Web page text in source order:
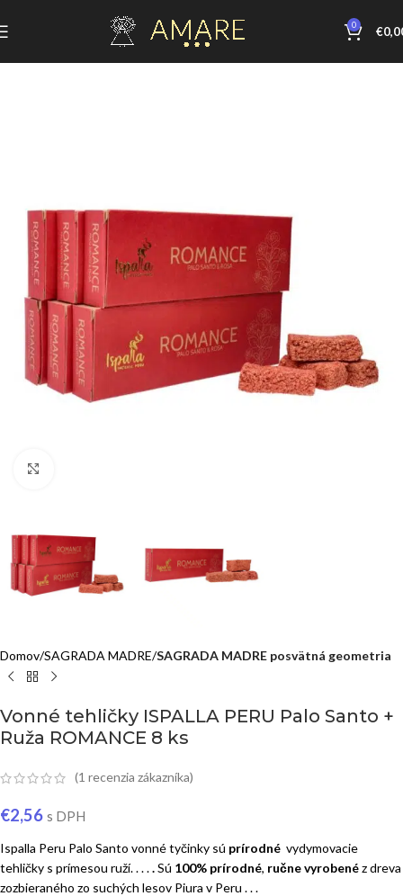
0 €
Domov SAGRADA MADRE SAGRADA MADRE posvätná geometria
Vonné tehličky ISPALLA PERU Palo Santo +
Ruža ROMANCE 8 ks
(1 recenzia zákazníka)
€2,56 s DPH
Ispalla Peru Palo Santo vonné tyčinky sú prírodné vydymovacie
tehličky s prímesou ruží. . . ..Sú 100% prírodné, ručne vyrobenéz dreva
zozbieraného zo suchých lesov Piura v Peru . . .